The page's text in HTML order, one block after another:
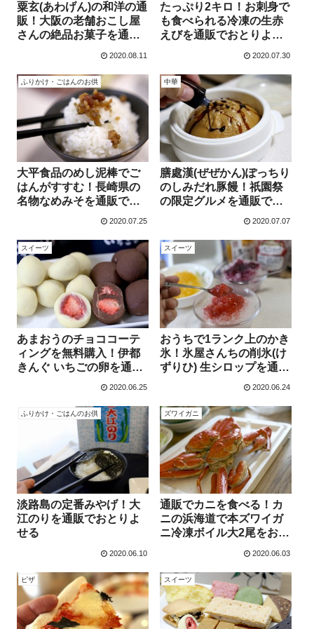
粟玄(あわげん)の和洋の通
販！大阪の老舗おこし屋
さんの絶品お菓子を通販
2020.08.11
たっぷり2キロ！お刺身で
も食べられる冷凍の生赤
えびを通販でおとりよせ
2020.07.30
ふりかけ・ごはんのお供
大平食品のめし泥棒でご
はんがすすむ！長崎県の
名物なめみそを通販でお
2020.07.25
中華
膳處漢(ぜぜかん)ぽっちり
のしみだれ豚饅！祇園祭
の限定グルメを通販でお
2020.07.07
スイーツ
あまおうのチョココーテ
ィングを無料購入！伊都
きんぐ いちごの卵を通販
2020.06.25
スイーツ
おうちで1ランク上のかき
氷！氷屋さんちの削氷(け
ずりひ) 生シロップを通販
2020.06.24
ふりかけ・ごはんのお供
淡路島の定番みやげ！大
江のりを通販でおとりよ
せる
2020.06.10
ズワイガニ
通販でカニを食べる！カ
ニの浜海道で本ズワイガ
ニ冷凍ボイル大2尾をおと
2020.06.03
ピザ スイーツ